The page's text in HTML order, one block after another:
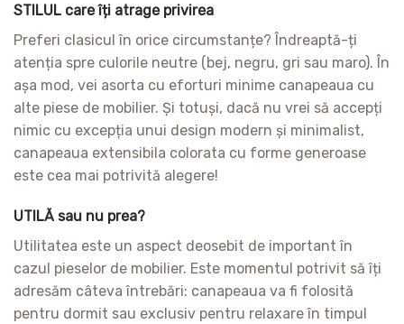
STILUL care îți atrage privirea
Preferi clasicul în orice circumstanțe? Îndreaptă-ți
atenția spre culorile neutre (bej, negru, gri sau maro). În
așa mod, vei asorta cu eforturi minime canapeaua cu
alte piese de mobilier. Și totuși, dacă nu vrei să accepți
nimic cu excepția unui design modern și minimalist,
canapeaua extensibila colorata cu forme generoase
este cea mai potrivită alegere!
UTILĂ sau nu prea?
Utilitatea este un aspect deosebit de important în
cazul pieselor de mobilier. Este momentul potrivit să îți
adresăm câteva întrebări: canapeaua va fi folosită
pentru dormit sau exclusiv pentru relaxare în timpul